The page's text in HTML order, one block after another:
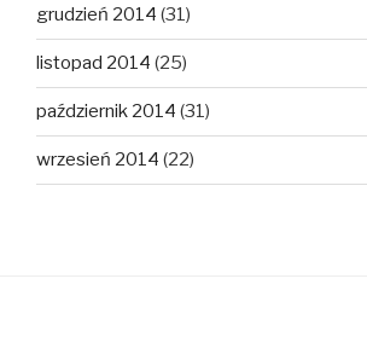
grudzień 2014 (31)
listopad 2014 (25)
październik 2014 (31)
wrzesień 2014 (22)